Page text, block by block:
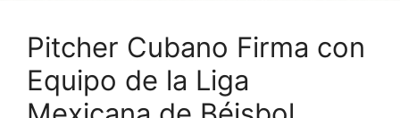
Pitcher Cubano Firma con
Equipo de la Liga